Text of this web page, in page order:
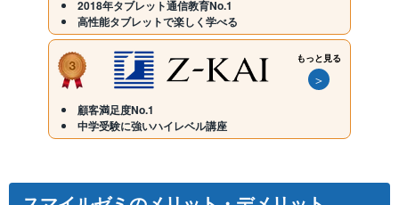
2018年タブレット通信教育No.1
高性能タブレットで楽しく学べる
もっと見る
＞
顧客満足度No.1
中学受験に強いハイレベル講座